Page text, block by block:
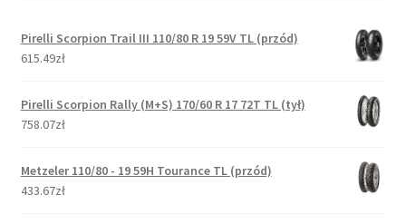
Pirelli Scorpion Trail III 110/80 R 19 59V TL (przód)
615.49zł
Pirelli Scorpion Rally (M+S) 170/60 R 17 72T TL (tył)
758.07zł
Metzeler 110/80 - 19 59H Tourance TL (przód)
433.67zł